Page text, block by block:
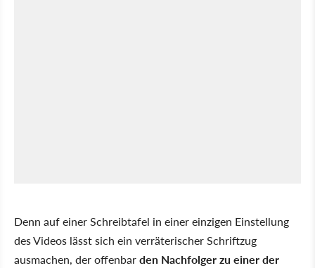
Denn auf einer Schreibtafel in einer einzigen Einstellung
des Videos lässt sich ein verräterischer Schriftzug
ausmachen, der offenbarden Nachfolger zu einer der